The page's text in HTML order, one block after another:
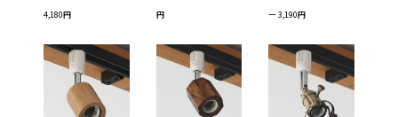
4,180円
円
ー 3,190円